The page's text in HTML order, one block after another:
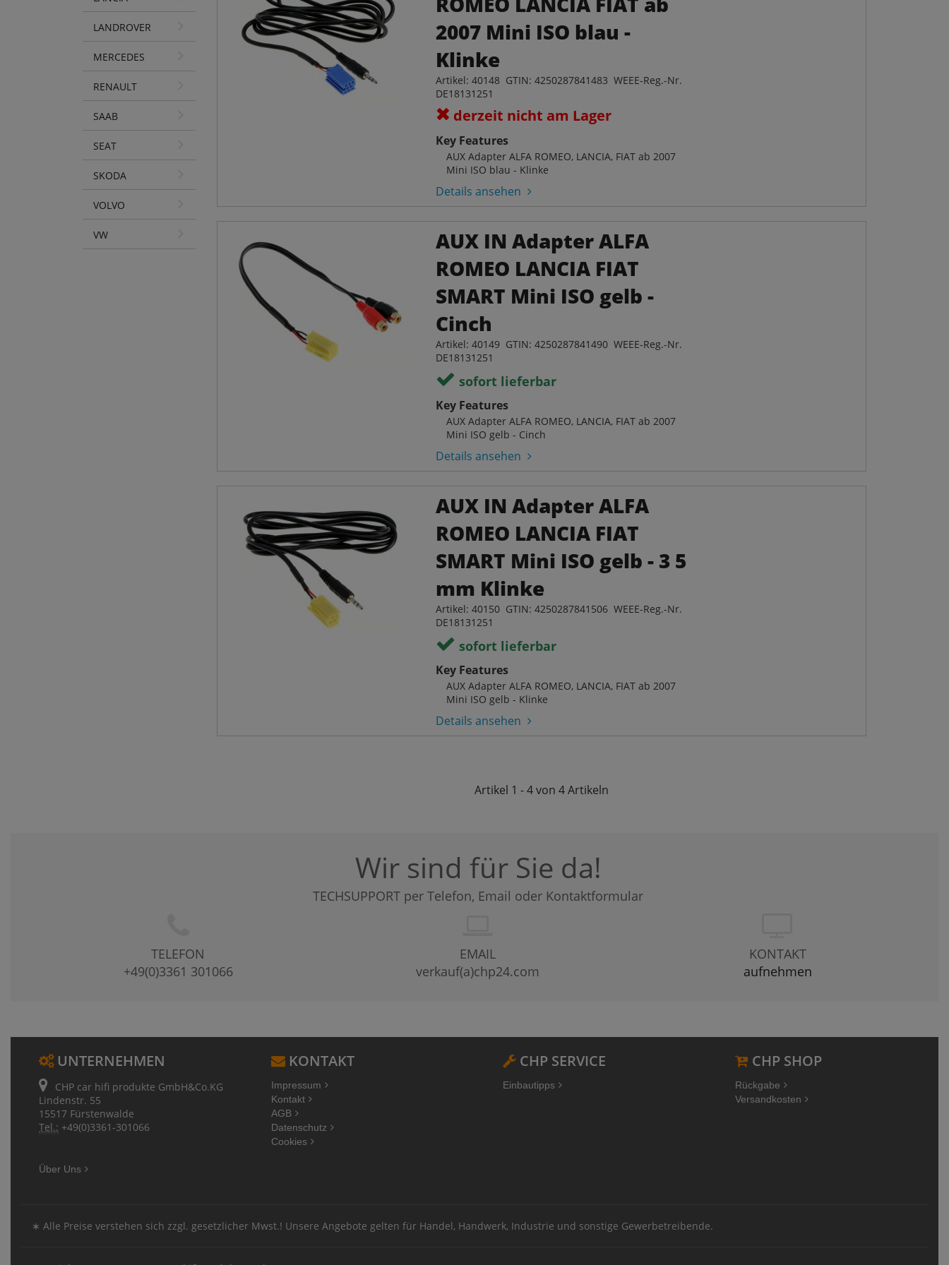
LANDROVER
MERCEDES
RENAULT
SAAB
SEAT
SKODA
VOLVO
VW
2007 Mini ISO blau -
Klinke
Artikel: 40148 GTIN: 4250287841483 WEEE-Reg.-Nr.
DE18131251
derzeit nicht am Lager
Key Features
AUX Adapter ALFA ROMEO, LANCIA, FIAT ab 2007
Mini ISO blau - Klinke
Details ansehen
AUX IN Adapter ALFA
ROMEO LANCIA FIAT
SMART Mini ISO gelb -
Cinch
Artikel: 40149 GTIN: 4250287841490 WEEE-Reg.-Nr.
DE18131251
sofort lieferbar
Key Features
AUX Adapter ALFA ROMEO, LANCIA, FIAT ab 2007
Mini ISO gelb - Cinch
Details ansehen
AUX IN Adapter ALFA
ROMEO LANCIA FIAT
SMART Mini ISO gelb - 3 5
mm Klinke
Artikel: 40150 GTIN: 4250287841506 WEEE-Reg.-Nr.
DE18131251
sofort lieferbar
Key Features
AUX Adapter ALFA ROMEO, LANCIA, FIAT ab 2007
Mini ISO gelb - Klinke
Details ansehen
Artikel 1 - 4 von 4Artikeln
Wir sind für Sie da!
TECHSUPPORT per Telefon, Email oder Kontaktformular
TELEFON
+49(0)3361 301066
EMAIL
verkauf(a)chp24.com
KONTAKT
aufnehmen
UNTERNEHMEN
CHP car hifi produkte GmbH&Co.KG
Lindenstr. 55
15517 Fürstenwalde
Tel.: +49(0)3361-301066
Über Uns
KONTAKT
Impressum
Kontakt
AGB
Datenschutz
Cookies
CHP SERVICE
Einbautipps
CHP SHOP
Rückgabe
Versandkosten
∗ Alle Preise verstehen sich zzgl. gesetzlicher Mwst.! Unsere Angebote gelten für Handel, Handwerk, Industrie und sonstige Gewerbetreibende.